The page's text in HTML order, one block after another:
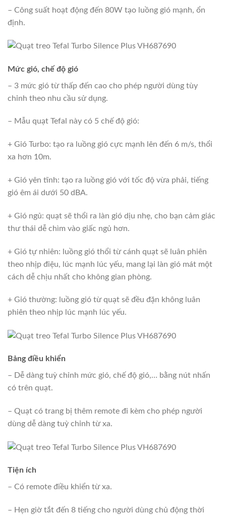
– Công suất hoạt động đến 80W tạo luồng gió mạnh, ổn
định.
Mức gió, chế độ gió
– 3 mức gió từ thấp đến cao cho phép người dùng tùy
chỉnh theo nhu cầu sử dụng.
– Mẫu quạt Tefal này có 5 chế độ gió:
+ Gió Turbo: tạo ra luồng gió cực mạnh lên đến 6 m/s, thổi
xa hơn 10m.
+ Gió yên tĩnh: tạo ra luồng gió với tốc độ vừa phải, tiếng
gió êm ái dưới 50 dBA.
+ Gió ngủ: quạt sẽ thổi ra làn gió dịu nhẹ, cho bạn cảm giác
thư thái dễ chìm vào giấc ngủ hơn.
+ Gió tự nhiên: luồng gió thổi từ cánh quạt sẽ luân phiên
theo nhịp điệu, lúc mạnh lúc yếu, mang lại làn gió mát một
cách dễ chịu nhất cho không gian phòng.
+ Gió thường: luồng gió từ quạt sẽ đều đặn không luân
phiên theo nhịp lúc mạnh lúc yếu.
Bảng điều khiển
– Dễ dàng tuỳ chỉnh mức gió, chế độ gió,… bằng nút nhấn
có trên quạt.
– Quạt có trang bị thêm remote đi kèm cho phép người
dùng dễ dàng tuỳ chỉnh từ xa.
Tiện ích
– Có remote điều khiển từ xa.
– Hẹn giờ tắt đến 8 tiếng cho người dùng chủ động thời